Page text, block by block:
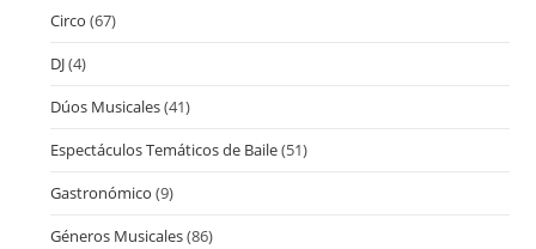
Circo (67)
DJ(4)
Dúos Musicales(41)
Espectáculos Temáticos de Baile(51)
Gastronómico (9)
Géneros Musicales(86)